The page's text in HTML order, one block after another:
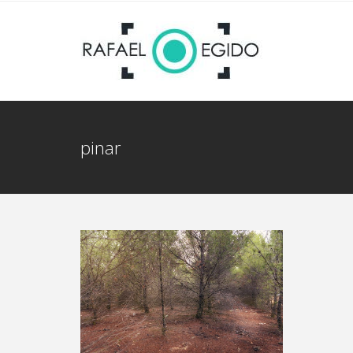
pinar